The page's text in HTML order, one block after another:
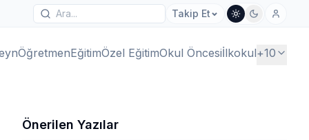
Takip Et
ÖğretmenEğitimÖzel EğitimOkul Öncesiİlkokul+10
Önerilen Yazılar